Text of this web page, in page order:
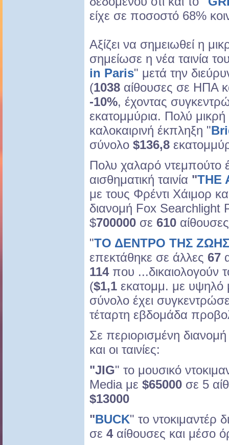
είχε σε ποσοστό 68%
Αξίζει να σημειωθεί η
σημείωσε η νέα ταινία
in Paris" μετά την
(1038 αίθουσες σε ΗΠΑ
-10%, έχοντας
εκατομμύρια. Πολύ
καλοκαιρινή έκπληξη "
σύνολο $136,8
Πολυ χαλαρό ντεμπούτο
αισθηματική ταινία "THE
με τους Φρέντι Χάιμορ
διανομή Fox Searchlight
$700000 σε 610
"ΤΟ ΔΕΝΤΡΟ ΤΗΣ ΖΩΗΣ
επεκτάθηκε σε άλλες 67
114που ...δικαιολογούν
($1,1 εκατομμ. με
σύνολο έχει
τέταρτη εβδομάδα
Σε περιορισμένη
και οι ταινίες:
"JIG" το μουσικό
Media με $65000 σε 5
$13000
"BUCK" το ντοκιμαντέρ
σε 4αίθουσες και μέσο